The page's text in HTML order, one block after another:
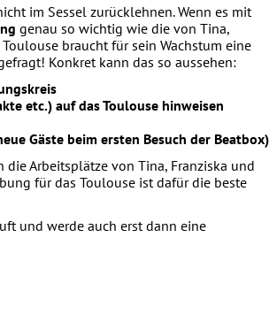
im Sessel zurücklehnen. Wenn es mit
genau so wichtig wie die von Tina,
braucht für sein Wachstum eine
Konkret kann das so aussehen:
etc.) auf das Toulouse hinweisen
Gäste beim ersten Besuch der Beatbox)
Arbeitsplätze von Tina, Franziska und
für das Toulouse ist dafür die beste
und werde auch erst dann eine